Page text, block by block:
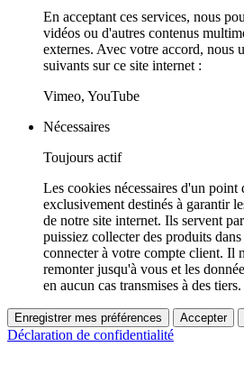
En acceptant ces services, nous
vidéos ou d'autres contenus
externes. Avec votre accord, nous
suivants sur ce site internet :
Vimeo, YouTube
Nécessaires
Toujours actif
Les cookies nécessaires d'un point
exclusivement destinés à garantir
de notre site internet. Ils servent
puissiez collecter des produits
connecter à votre compte client. Il
remonter jusqu'à vous et les
en aucun cas transmises à des tiers.
Enregistrer mes préférences Accepter
Déclaration de confidentialité